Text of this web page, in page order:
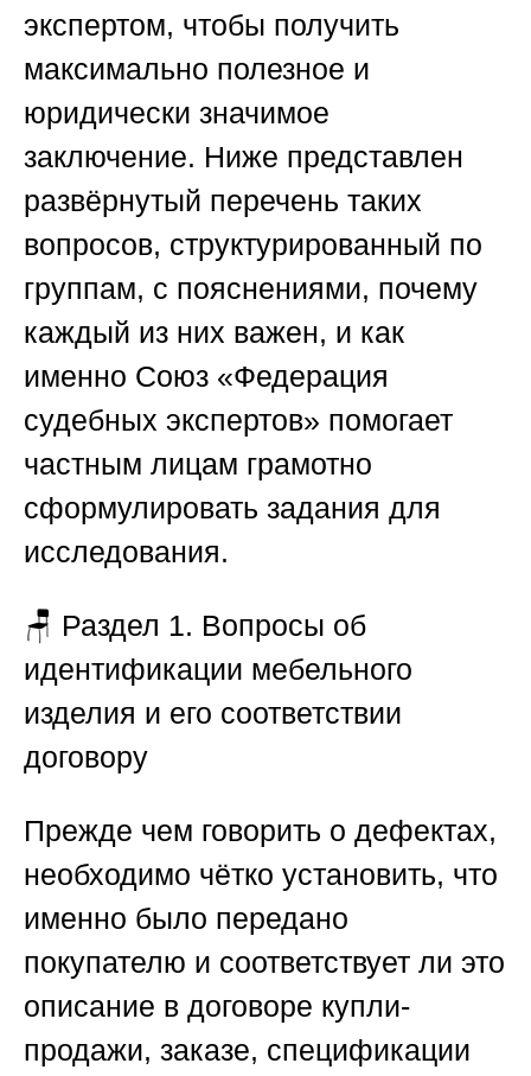
экспертом, чтобы получить
максимально полезное и
юридически значимое
заключение. Ниже представлен
развёрнутый перечень таких
вопросов, структурированный по
группам, с пояснениями, почему
каждый из них важен, и как
именно Союз «Федерация
судебных экспертов» помогает
частным лицам грамотно
сформулировать задания для
исследования.
🪑 Раздел 1. Вопросы об
идентификации мебельного
изделия и его соответствии
договору
Прежде чем говорить о дефектах,
необходимо чётко установить, что
именно было передано
покупателю и соответствует ли это
описание в договоре купли-
продажи, заказе, спецификации